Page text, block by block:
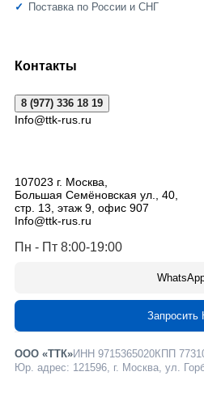
Поставка по России и СНГ
Контакты
8 (977) 336 18 19
Info@ttk-rus.ru
107023 г. Москва,
Большая Семёновская ул., 40,
стр. 13, этаж 9, офис 907
Info@ttk-rus.ru
Пн - Пт 8:00-19:00
Запросить
ООО «ТТК»ИНН 9715365020КПП
Юр. адрес: 121596, г. Москва, ул.